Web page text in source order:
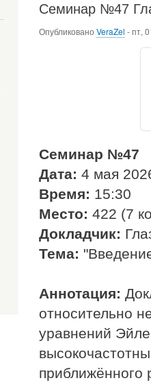
Семинар №47
Опубликовано VeraZel -пт,
Семинар №47
Дата: 4 мая
Время: 15:30
Место: 422 (7
Докладчик:
Тема:
Аннотация:
относительно
уравнений
приближённого